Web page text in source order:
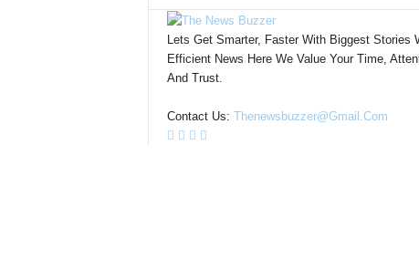
Lets Get Smarter, Faster With Biggest Stories
Efficient News Here We Value Your Time,
And Trust.
Contact Us: Thenewsbuzzer@gmail.com